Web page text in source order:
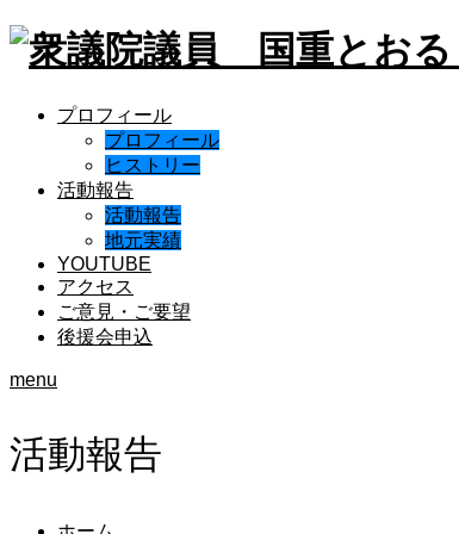
プロフィール
プロフィール
ヒストリー
活動報告
活動報告
地元実績
YOUTUBE
アクセス
ご意見・ご要望
後援会申込
menu
活動報告